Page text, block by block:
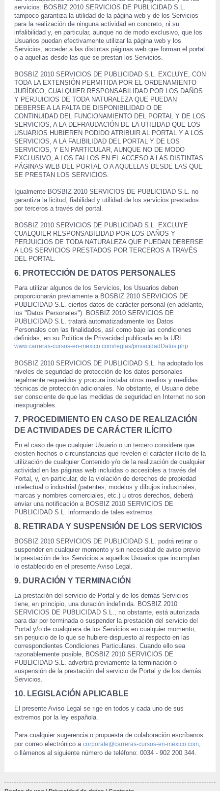
servicios. BOSBIZ 2010 SERVICIOS DE PUBLICIDAD S.L.
tampoco garantiza la utilidad de la página web y de los Servicios
para la realización de ninguna actividad en concreto, ni su
infalibilidad y, en particular, aunque no de modo exclusivo, que los
Usuarios puedan efectivamente utilizar la página web y los
Servicios, acceder a las distintas páginas web que forman el portal
o a aquellas desde las que se prestan los Servicios.
BOSBIZ 2010 SERVICIOS DE PUBLICIDAD S.L. EXCLUYE, CON
TODA LA EXTENSIÓN PERMITIDA POR EL ORDENAMIENTO
JURÍDICO, CUALQUIER RESPONSABILIDAD POR LOS DAÑOS
Y PERJUICIOS DE TODA NATURALEZA QUE PUEDAN
DEBERSE A LA FALTA DE DISPONIBILIDAD O DE
CONTINUIDAD DEL FUNCIONAMIENTO DEL PORTAL Y DE LOS
SERVICIOS, A LA DEFRAUDACIÓN DE LA UTILIDAD QUE LOS
USUARIOS HUBIEREN PODIDO ATRIBUIR AL PORTAL Y A LOS
SERVICIOS, A LA FALIBILIDAD DEL PORTAL Y DE LOS
SERVICIOS, Y EN PARTICULAR, AUNQUE NO DE MODO
EXCLUSIVO, A LOS FALLOS EN EL ACCESO A LAS DISTINTAS
PÁGINAS WEB DEL PORTAL O A AQUELLAS DESDE LAS QUE
SE PRESTAN LOS SERVICIOS.
Igualmente BOSBIZ 2010 SERVICIOS DE PUBLICIDAD S.L. no
garantiza la licitud, fiabilidad y utilidad de los servicios prestados
por terceros a través del portal.
BOSBIZ 2010 SERVICIOS DE PUBLICIDAD S.L. EXCLUYE
CUALQUIER RESPONSABILIDAD POR LOS DAÑOS Y
PERJUICIOS DE TODA NATURALEZA QUE PUEDAN DEBERSE
A LOS SERVICIOS PRESTADOS POR TERCEROS A TRAVÉS
DEL PORTAL.
6. PROTECCIÓN DE DATOS PERSONALES
Para utilizar algunos de los Servicios, los Usuarios deben
proporcionarán previamente a BOSBIZ 2010 SERVICIOS DE
PUBLICIDAD S.L. ciertos datos de carácter personal (en adelante,
los "Datos Personales"). BOSBIZ 2010 SERVICIOS DE
PUBLICIDAD S.L. tratará automatizadamente los Datos
Personales con las finalidades, así como bajo las condiciones
definidas, en su Política de Privacidad publicada en la URL
www.carreras-cursos-en-mexico.com/reglas/privacidadDatos.php
BOSBIZ 2010 SERVICIOS DE PUBLICIDAD S.L. ha adoptado los
niveles de seguridad de protección de los datos personales
legalmente requeridos y procura instalar otros medios y medidas
técnicas de protección adicionales. No obstante, el Usuario debe
ser consciente de que las medidas de seguridad en Internet no son
inexpugnables.
7. PROCEDIMIENTO EN CASO DE REALIZACIÓN
DE ACTIVIDADES DE CARÁCTER ILÍCITO
En el caso de que cualquier Usuario o un tercero considere que
existen hechos o circunstancias que revelen el carácter ilícito de la
utilización de cualquier Contenido y/o de la realización de cualquier
actividad en las páginas web incluidas o accesibles a través del
Portal, y, en particular, de la violación de derechos de propiedad
intelectual o industrial (patentes, modelos y dibujos industriales,
marcas y nombres comerciales, etc.) u otros derechos, deberá
enviar una notificación a BOSBIZ 2010 SERVICIOS DE
PUBLICIDAD S.L. informando de tales extremos.
8. RETIRADA Y SUSPENSIÓN DE LOS SERVICIOS
BOSBIZ 2010 SERVICIOS DE PUBLICIDAD S.L. podrá retirar o
suspender en cualquier momento y sin necesidad de aviso previo
la prestación de los Servicios a aquellos Usuarios que incumplan
lo establecido en el presente Aviso Legal.
9. DURACIÓN Y TERMINACIÓN
La prestación del servicio de Portal y de los demás Servicios
tiene, en principio, una duración indefinida. BOSBIZ 2010
SERVICIOS DE PUBLICIDAD S.L., no obstante, está autorizada
para dar por terminada o suspender la prestación del servicio del
Portal y/o de cualquiera de los Servicios en cualquier momento,
sin perjuicio de lo que se hubiere dispuesto al respecto en las
correspondientes Condiciones Particulares. Cuando ello sea
razonablemente posible, BOSBIZ 2010 SERVICIOS DE
PUBLICIDAD S.L. advertirá previamente la terminación o
suspensión de la prestación del servicio de Portal y de los demás
Servicios.
10. LEGISLACIÓN APLICABLE
El presente Aviso Legal se rige en todos y cada uno de sus
extremos por la ley española.
Para cualquier sugerencia o propuesta de colaboración escríbanos
por correo electrónico a corporate@carreras-cursos-en-mexico.com,
o llámenos al siguiente número de teléfono: 0034 - 902 200 344.